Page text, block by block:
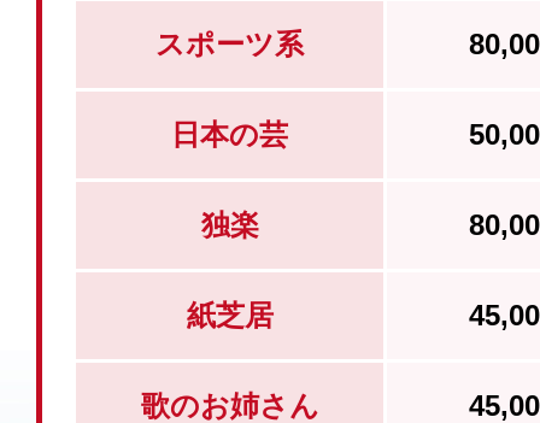
スポーツ系
日本の芸
独楽
紙芝居
歌のお姉さん